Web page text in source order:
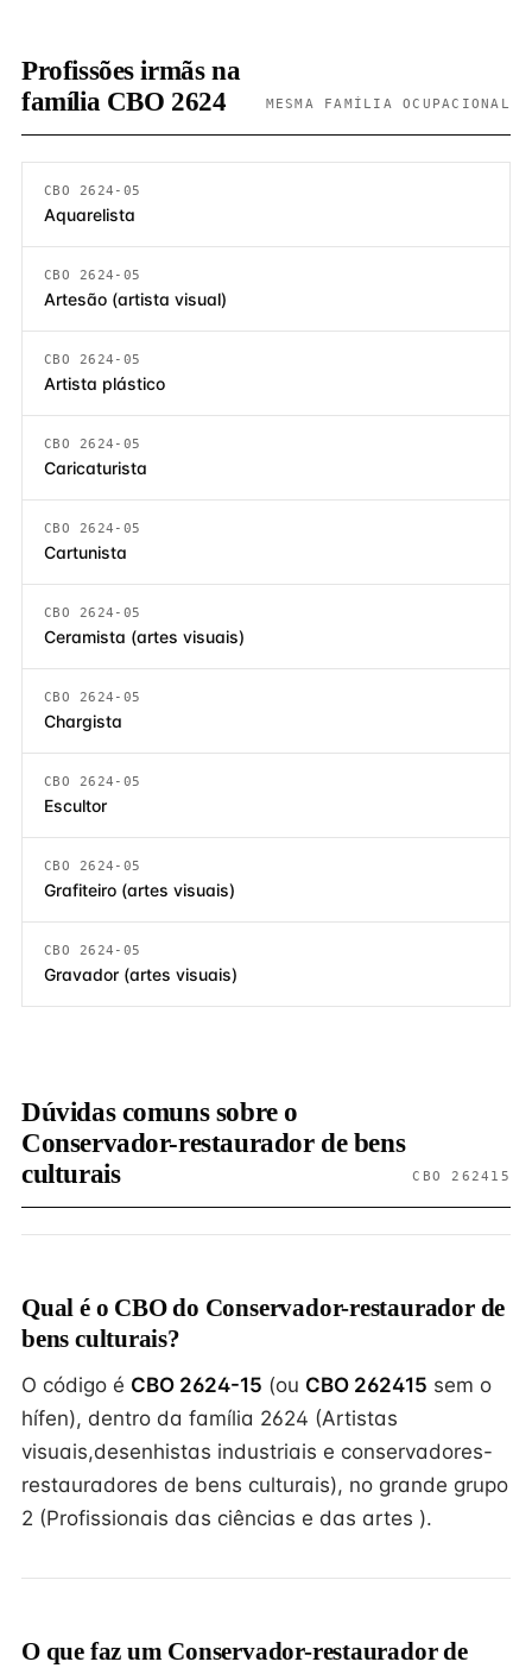
Profissões irmãs na
família CBO 2624
MESMA FAMÍLIA OCUPACIONAL
CBO 2624-05
Aquarelista
CBO 2624-05
Artesão (artista visual)
CBO 2624-05
Artista plástico
CBO 2624-05
Caricaturista
CBO 2624-05
Cartunista
CBO 2624-05
Ceramista (artes visuais)
CBO 2624-05
Chargista
CBO 2624-05
Escultor
CBO 2624-05
Grafiteiro (artes visuais)
CBO 2624-05
Gravador (artes visuais)
Dúvidas comuns sobre o
Conservador-restaurador de bens
culturais
CBO 262415
Qual é o CBO do Conservador-restaurador de
bens culturais?
O código é CBO 2624-15 (ou CBO 262415 sem o
hífen), dentro da família 2624 (Artistas
visuais,desenhistas industriais e conservadores-
restauradores de bens culturais), no grande grupo
2 (Profissionais das ciências e das artes ).
O que faz um Conservador-restaurador de